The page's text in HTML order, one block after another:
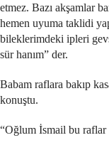
etmez. Bazı akşamlar
hemen uyuma taklidi
bileklerimdeki ipleri
sür hanım” der.
Babam raflara bakıp
konuştu.
“Oğlum İsmail bu